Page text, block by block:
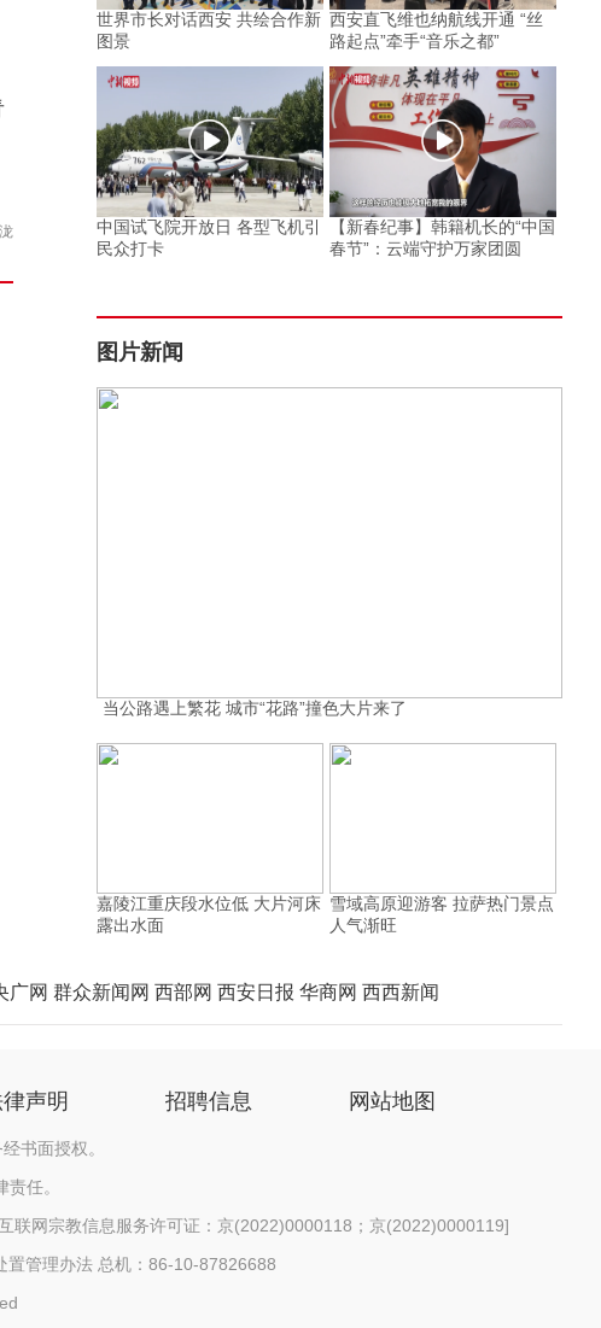
世界市长对话西安 共绘合作新
图景
西安直飞维也纳航线开通 “丝
路起点”牵手“音乐之都”
中国试飞院开放日 各型飞机引
民众打卡
【新春纪事】韩籍机长的“中国
春节”：云端守护万家团圆
图片新闻
当公路遇上繁花 城市“花路”撞色大片来了
嘉陵江重庆段水位低 大片河床
露出水面
雪域高原迎游客 拉萨热门景点
人气渐旺
广网 群众新闻网 西部网 西安日报 华商网 西西新闻
声明 招聘信息 网站地图
书面授权。
任。
联网宗教信息服务许可证：京(2022)0000118；京(2022)0000119]
置管理办法 总机：86-10-87826688